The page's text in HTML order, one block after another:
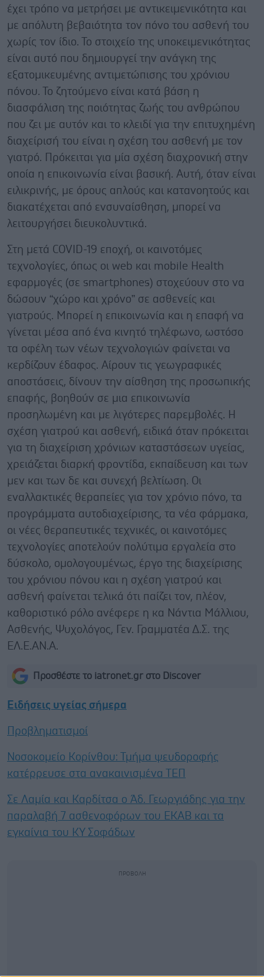
έχει τρόπο να μετρήσει με αντικειμενικότητα και
με απόλυτη βεβαιότητα τον πόνο του ασθενή του
χωρίς τον ίδιο. Το στοιχείο της υποκειμενικότητας
είναι αυτό που δημιουργεί την ανάγκη της
εξατομικευμένης αντιμετώπισης του χρόνιου
πόνου. Το ζητούμενο είναι κατά βάση η
διασφάλιση της ποιότητας ζωής του ανθρώπου
που ζει με αυτόν και το κλειδί για την επιτυχημένη
διαχείρισή του είναι η σχέση του ασθενή με τον
γιατρό. Πρόκειται για μία σχέση διαχρονική στην
οποία η επικοινωνία είναι βασική. Αυτή, όταν είναι
ειλικρινής, με όρους απλούς και κατανοητούς και
διακατέχεται από ενσυναίσθηση, μπορεί να
λειτουργήσει διευκολυντικά.
Στη μετά COVID-19 εποχή, οι καινοτόμες
τεχνολογίες, όπως οι web και mobile Health
εφαρμογές (σε smartphones) στοχεύουν στο να
δώσουν “χώρο και χρόνο” σε ασθενείς και
γιατρούς. Μπορεί η επικοινωνία και η επαφή να
γίνεται μέσα από ένα κινητό τηλέφωνο, ωστόσο
τα οφέλη των νέων τεχνολογιών φαίνεται να
κερδίζουν έδαφος. Αίρουν τις γεωγραφικές
αποστάσεις, δίνουν την αίσθηση της προσωπικής
επαφής, βοηθούν σε μια επικοινωνία
προσηλωμένη και με λιγότερες παρεμβολές. Η
σχέση γιατρού και ασθενή, ειδικά όταν πρόκειται
για τη διαχείριση χρόνιων καταστάσεων υγείας,
χρειάζεται διαρκή φροντίδα, εκπαίδευση και των
μεν και των δε και συνεχή βελτίωση. Οι
εναλλακτικές θεραπείες για τον χρόνιο πόνο, τα
προγράμματα αυτοδιαχείρισης, τα νέα φάρμακα,
οι νέες θεραπευτικές τεχνικές, οι καινοτόμες
τεχνολογίες αποτελούν πολύτιμα εργαλεία στο
δύσκολο, ομολογουμένως, έργο της διαχείρισης
του χρόνιου πόνου και η σχέση γιατρού και
ασθενή φαίνεται τελικά ότι παίζει τον, πλέον,
καθοριστικό ρόλο ανέφερε η κα Νάντια Μάλλιου,
Ασθενής, Ψυχολόγος, Γεν. Γραμματέα Δ.Σ. της
ΕΛ.Ε.ΑΝ.Α.
Προσθέστε το iatronet.gr στο Discover
Ειδήσεις υγείας σήμερα
Προβληματισμοί
Νοσοκομείο Κορίνθου: Τμήμα ψευδοροφής
κατέρρευσε στα ανακαινισμένα ΤΕΠ
Σε Λαμία και Καρδίτσα ο Άδ. Γεωργιάδης για την
παραλαβή 7 ασθενοφόρων του ΕΚΑΒ και τα
εγκαίνια του ΚΥ Σοφάδων